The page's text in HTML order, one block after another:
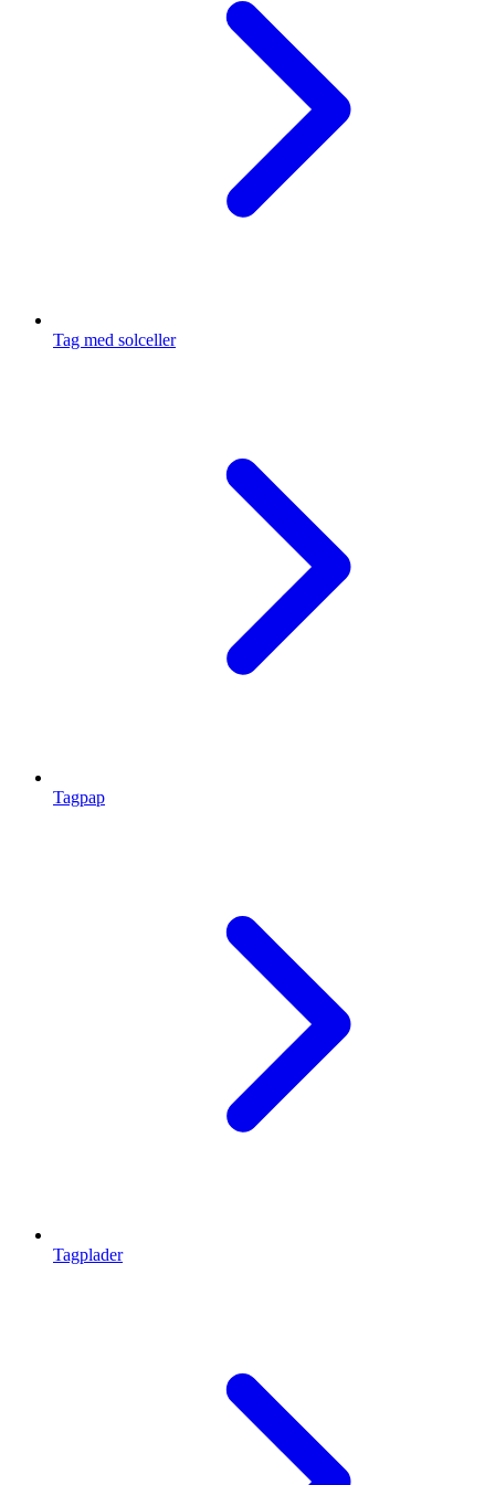
Tag med solceller
Tagpap
Tagplader